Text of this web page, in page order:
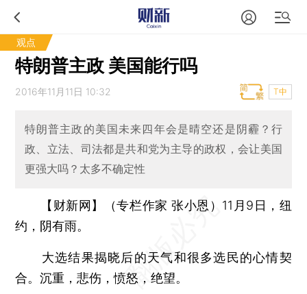
观点
特朗普主政 美国能行吗
2016年11月11日 10:32 T中
特朗普主政的美国未来四年会是晴空还是阴霾？行
政、立法、司法都是共和党为主导的政权，会让美国
更强大吗？太多不确定性
【财新网】（专栏作家 张小恩） 11月9日，纽
约，阴有雨。
大选结果揭晓后的天气和很多选民的心情契
合。沉重，悲伤，愤怒，绝望。